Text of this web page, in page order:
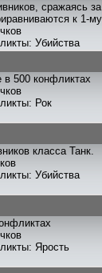
сражаясь
к 1-
Убийства
в 500 конфликтах
Рок
класса Танк.
Убийства
Ярость